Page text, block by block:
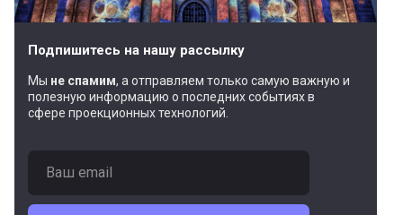
Подпишитесь на нашу рассылку
Мы не спамим, а отправляем только самую важную и
полезную информацию о последних событиях в
сфере проекционных технологий.